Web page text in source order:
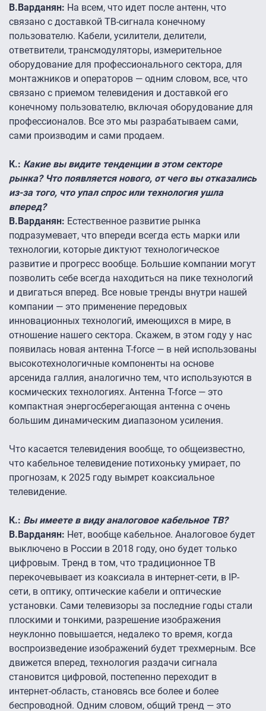
В.Варданян: На всем, что идет после антенн, что
связано с доставкой ТВ-сигнала конечному
пользователю. Кабели, усилители, делители,
ответвители, трансмодуляторы, измерительное
оборудование для профессионального сектора, для
монтажников и операторов — одним словом, все, что
связано с приемом телевидения и доставкой его
конечному пользователю, включая оборудование для
профессионалов. Все это мы разрабатываем сами,
сами производим и сами продаем.
К.: Какие вы видите тенденции в этом секторе
рынка? Что появляется нового, от чего вы отказались
из-за того, что упал спрос или технология ушла
вперед?
В.Варданян: Естественное развитие рынка
подразумевает, что впереди всегда есть марки или
технологии, которые диктуют технологическое
развитие и прогресс вообще. Большие компании могут
позволить себе всегда находиться на пике технологий
и двигаться вперед. Все новые тренды внутри нашей
компании — это применение передовых
инновационных технологий, имеющихся в мире, в
отношение нашего сектора. Скажем, в этом году у нас
появилась новая антенна T-force — в ней использованы
высокотехнологичные компоненты на основе
арсенида галлия, аналогично тем, что используются в
космических технологиях. Антенна T-force — это
компактная энергосберегающая антенна с очень
большим динамическим диапазоном усиления.
Что касается телевидения вообще, то общеизвестно,
что кабельное телевидение потихоньку умирает, по
прогнозам, к 2025 году вымрет коаксиальное
телевидение.
К.: Вы имеете в виду аналоговое кабельное ТВ?
В.Варданян: Нет, вообще кабельное. Аналоговое будет
выключено в России в 2018 году, оно будет только
цифровым. Тренд в том, что традиционное ТВ
перекочевывает из коаксиала в интернет-сети, в IP-
сети, в оптику, оптические кабели и оптические
установки. Сами телевизоры за последние годы стали
плоскими и тонкими, разрешение изображения
неуклонно повышается, недалеко то время, когда
воспроизведение изображений будет трехмерным. Все
движется вперед, технология раздачи сигнала
становится цифровой, постепенно переходит в
интернет-область, становясь все более и более
беспроводной. Одним словом, общий тренд — это